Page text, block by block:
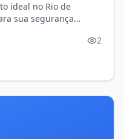
ideal no Rio de
sua segurança
2